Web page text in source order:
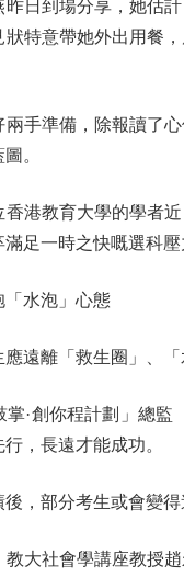
到場分享，她估計
特意帶她外出用餐
準備，除報讀了心
。
教育大學的學者近
足一時之快嘅選科
水泡」心態
離「救生圈」、「
創你程計劃」總監
，長遠才能成功。
部分考生或會變得
社會學講座教授趙